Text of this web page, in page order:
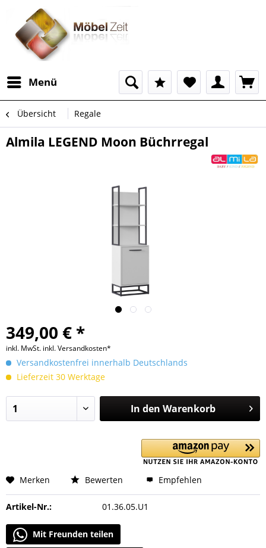
Menü
Übersicht Regale
Almila LEGEND Moon Büchrregal
349,00 € *
inkl. MwSt. inkl. Versandkosten*
Versandkostenfrei innerhalb Deutschlands
Lieferzeit 30 Werktage
In den Warenkorb
Merken Bewerten Empfehlen
Artikel-Nr.: 01.36.05.U1
Mit Freunden teilen